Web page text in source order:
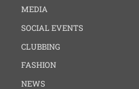
MEDIA
SOCIAL EVENTS
CLUBBING
FASHION
NEWS